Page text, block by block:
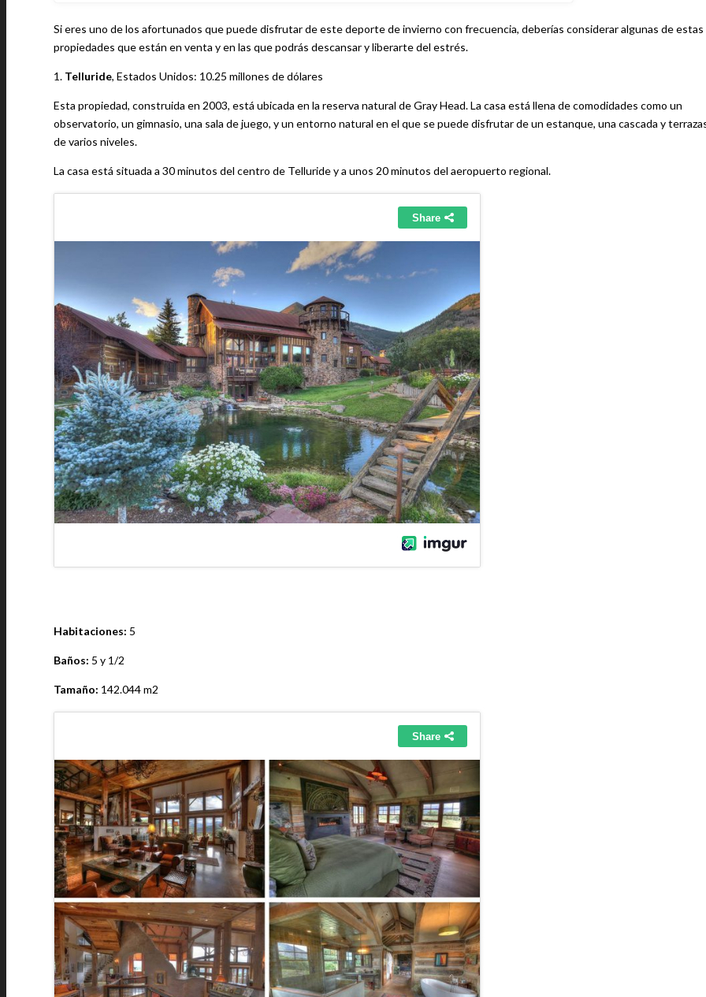
Si eres uno de los afortunados que puede disfrutar de este deporte de invierno con frecuencia, deberías considerar algunas de estas
propiedades que están en venta y en las que podrás descansar y liberarte del estrés.
1. Telluride, Estados Unidos: 10.25 millones de dólares
Esta propiedad, construida en 2003, está ubicada en la reserva natural de Gray Head. La casa está llena de comodidades como un
observatorio, un gimnasio, una sala de juego, y un entorno natural en el que se puede disfrutar de un estanque, una cascada y
de varios niveles.
La casa está situada a 30 minutos del centro de Telluride y a unos 20 minutos del aeropuerto regional.
Habitaciones: 5
Baños: 5 y 1/2
Tamaño: 142.044 m2